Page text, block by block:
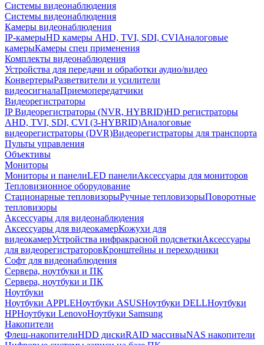
Системы видеонаблюдения
Системы видеонаблюдения
Камеры видеонаблюдения
IP-камерыHD камеры AHD, TVI, SDI, CVIАналоговые
камерыКамеры спец применения
Комплекты видеонаблюдения
Устройства для передачи и обработки аудио/видео
КонвертерыРазветвители и усилители
видеосигналаПриемопередатчики
Видеорегистраторы
IP Видеорегистраторы (NVR, HYBRID)HD регистраторы
AHD, TVI, SDI, CVI (3-HYBRID)Аналоговые
видеорегистраторы (DVR)Видеорегистраторы для транспорта
Пульты управления
Объективы
Мониторы
Мониторы и панелиLED панелиАксессуары для мониторов
Тепловизионное оборудование
Стационарные тепловизорыРучные тепловизорыПоворотные
тепловизоры
Аксессуары для видеонаблюдения
Аксессуары для видеокамерКожухи для
видеокамерУстройства инфракрасной подсветкиАксессуары
для видеорегистраторовКронштейны и переходники
Софт для видеонаблюдения
Сервера, ноутбуки и ПК
Сервера, ноутбуки и ПК
Ноутбуки
Ноутбуки APPLEНоутбуки ASUSНоутбуки DELLНоутбуки
HPНоутбуки LenovoНоутбуки Samsung
Накопители
Флеш-накопителиHDD дискиRAID массивыNAS накопители